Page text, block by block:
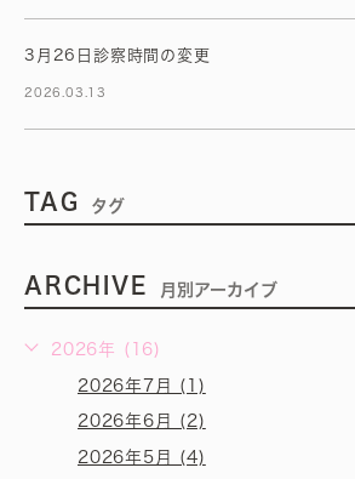
3月26日診察時間の変更
2026.03.13
TAG タグ
ARCHIVE 月別アーカイブ
2026年 (16)
2026年7月 (1)
2026年6月 (2)
2026年5月 (4)